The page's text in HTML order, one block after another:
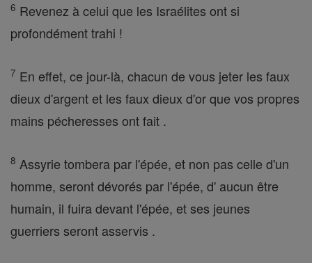
6 Revenez à celui que les Israélites ont si
profondément trahi !
7 En effet, ce jour-là, chacun de vous jeter les faux
dieux d'argent et les faux dieux d'or que vos propres
mains pécheresses ont fait .
8 Assyrie tombera par l'épée, et non pas celle d'un
homme, seront dévorés par l'épée, d' aucun être
humain, il fuira devant l'épée, et ses jeunes
guerriers seront asservis .